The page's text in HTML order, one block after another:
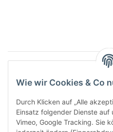
Artikel 1 -
Kategorien
Wie wir Cookies & Co
Durch Klicken auf „Alle
Einsatz folgender Dienste auf
Vimeo, Google Tracking. Sie